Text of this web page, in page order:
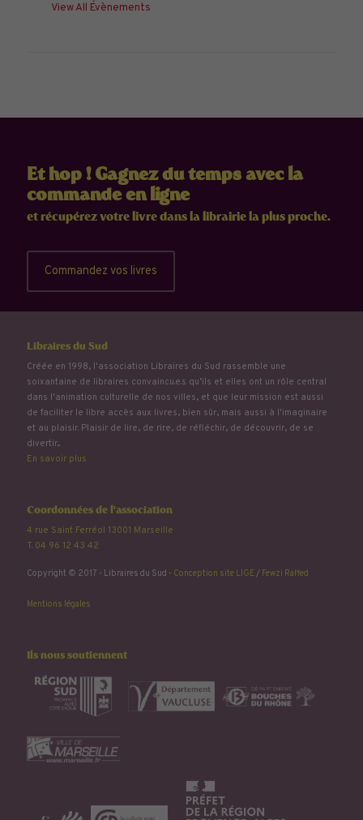
View All Évènements
Et hop ! Gagnez du temps avec la
commande en ligne
et récupérez votre livre dans la librairie la plus proche.
Commandez vos livres
Libraires du Sud
Créée en 1998, l'association Libraires du Sud rassemble une
soixantaine de libraires convaincu.e.s qu’ils et elles ont un rôle central
dans l'animation culturelle de nos villes, et que leur mission est aussi
de faciliter le libre accès aux livres, bien sûr, mais aussi à l'imaginaire
et au plaisir. Plaisir de lire, de rire, de réfléchir, de découvrir, de se
divertir...
En savoir plus
Coordonnées de l'association
4 rue Saint Ferréol 13001 Marseille
T. 04 96 12 43 42
Copyright © 2017 - Libraires du Sud - Conception site LIGE/ Fewzi Raffed
Mentions légales
Ils nous soutiennent